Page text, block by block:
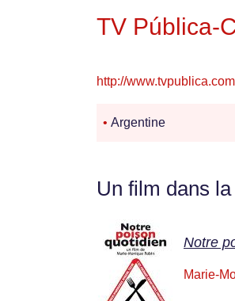
TV Pública-
http://
• Argentine
Un film dans
Notre
Marie-